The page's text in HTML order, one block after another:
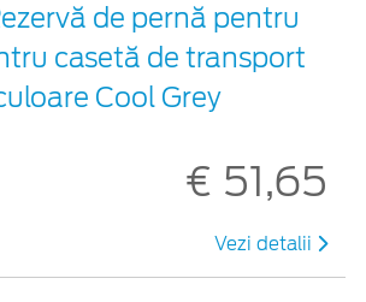
de pernă pentru
casetă de transport
Cool Grey
€ 51,65
Vezi detalii